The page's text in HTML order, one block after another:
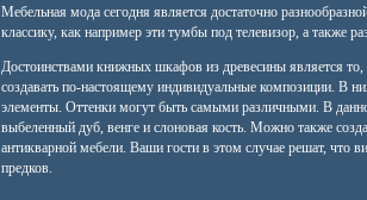
Мебельная мода сегодня является достаточно
классику, как например эти тумбы под телевизор, а также
Достоинствами книжных шкафов из древесины является
создавать по-настоящему индивидуальные композиции. В
элементы. Оттенки могут быть самыми различными. В
выбеленный дуб, венге и слоновая кость. Можно также
антикварной мебели. Ваши гости в этом случае решат, что
предков.